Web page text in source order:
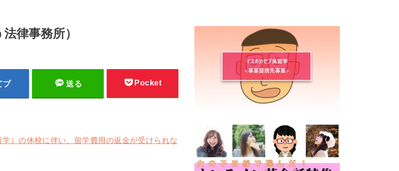
律事務所）
ブ 送る Pocket
）の休校に伴い、留学費用の返金が受けられな